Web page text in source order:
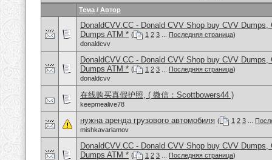
Тема / Автор
DonaldCVV.CC - Donald CVV Shop buy CVV
Dumps ATM * ( 1 2 3 Последняя страница)
donaldcvv
DonaldCVV.CC - Donald CVV Shop buy CVV
Dumps ATM * ( 1 2 3 Последняя страница)
donaldcvv
在线购买真假护照, ( 微信：Scottbowers44 )
keepmealive78
нужна аренда грузового автомобиля ( 1 2 3
mishkavarlamov
DonaldCVV.CC - Donald CVV Shop buy CVV
Dumps ATM * ( 1 2 3 Последняя страница)